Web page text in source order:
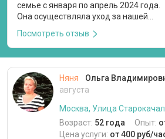
семье с января по апрель 2024 года.
Она осуществляла уход за нашей
прихода няни в семью было 6
месяцев. Я нашла анкету Инны
по видео пригласила на пробный
день. При первом визите Инна
Викторовна предоставила все
необходимые документы. Мы
среда-четверг с 9.00 до 17.30, так
Посмотреть отзыв
Няня Ольга
августа
Москва, Улица
Возраст: 52 года Опыт:
Цена услуги: от 400 руб/